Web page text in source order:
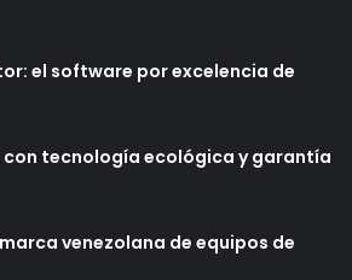
el software por excelencia de
con tecnología ecológica y garantía
venezolana de equipos de